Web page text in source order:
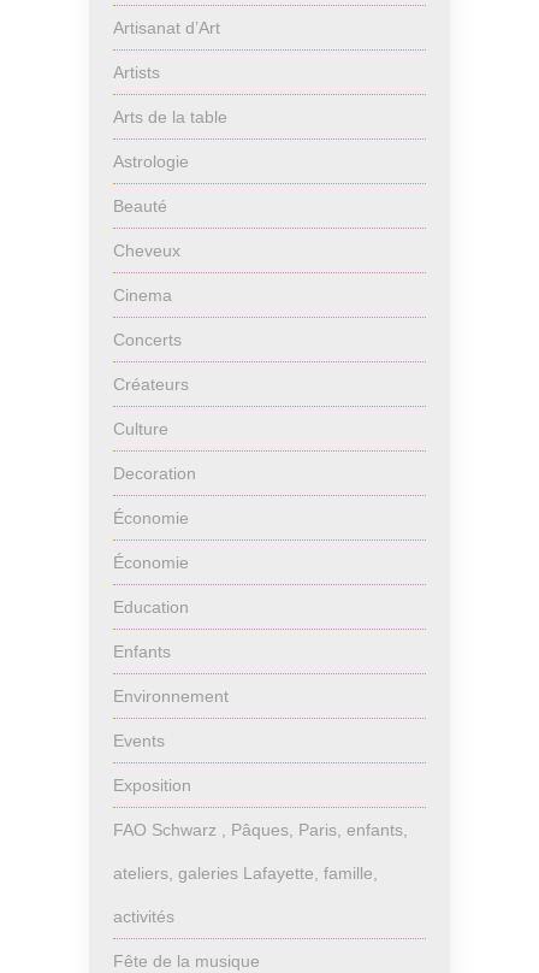
Artisanat d’Art
Artists
Arts de la table
Astrologie
Beauté
Cheveux
Cinema
Concerts
Créateurs
Culture
Decoration
Économie
Économie
Education
Enfants
Environnement
Events
Exposition
FAO Schwarz , Pâques, Paris, enfants,
ateliers, galeries Lafayette, famille,
activités
Fête de la musique